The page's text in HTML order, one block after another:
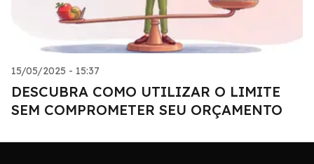
15/05/2025 - 15:37
DESCUBRA COMO UTILIZAR O LIMITE
SEM COMPROMETER SEU ORÇAMENTO